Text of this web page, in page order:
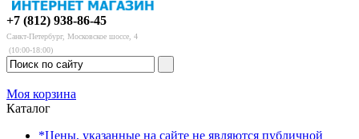
+7 (812) 938-86-45
Санкт-Петербург, Московское шоссе, 4
(10:00-18:00)
Моя корзина
Каталог
*Цены, указанные на сайте не являются публичной